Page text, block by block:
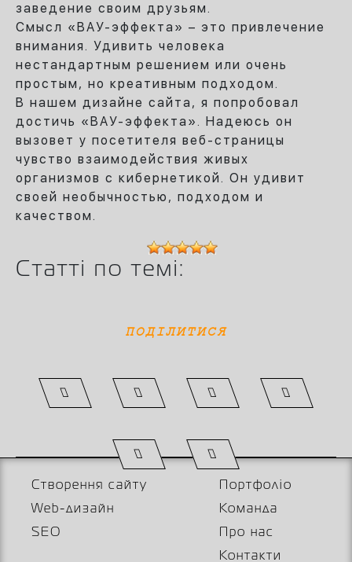
заведение своим друзьям.
Смысл «ВАУ-эффекта» – это привлечение
внимания. Удивить человека
нестандартным решением или очень
простым, но креативным подходом.
В нашем дизайне сайта, я попробовал
достичь «ВАУ-эффекта». Надеюсь он
вызовет у посетителя веб-страницы
чувство взаимодействия живых
организмов с кибернетикой. Он удивит
своей необычностью, подходом и
качеством.
Статті по темі:
ПОДІЛИТИСЯ
Створення сайту
Web-дизайн
SEO
Портфоліо
Команда
Про нас
Контакти